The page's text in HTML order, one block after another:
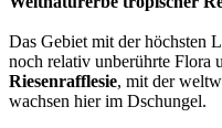
Das Gebiet mit der höchsten
noch relativ unberührte Flora
Riesenrafflesie, mit der
wachsen hier im Dschungel.